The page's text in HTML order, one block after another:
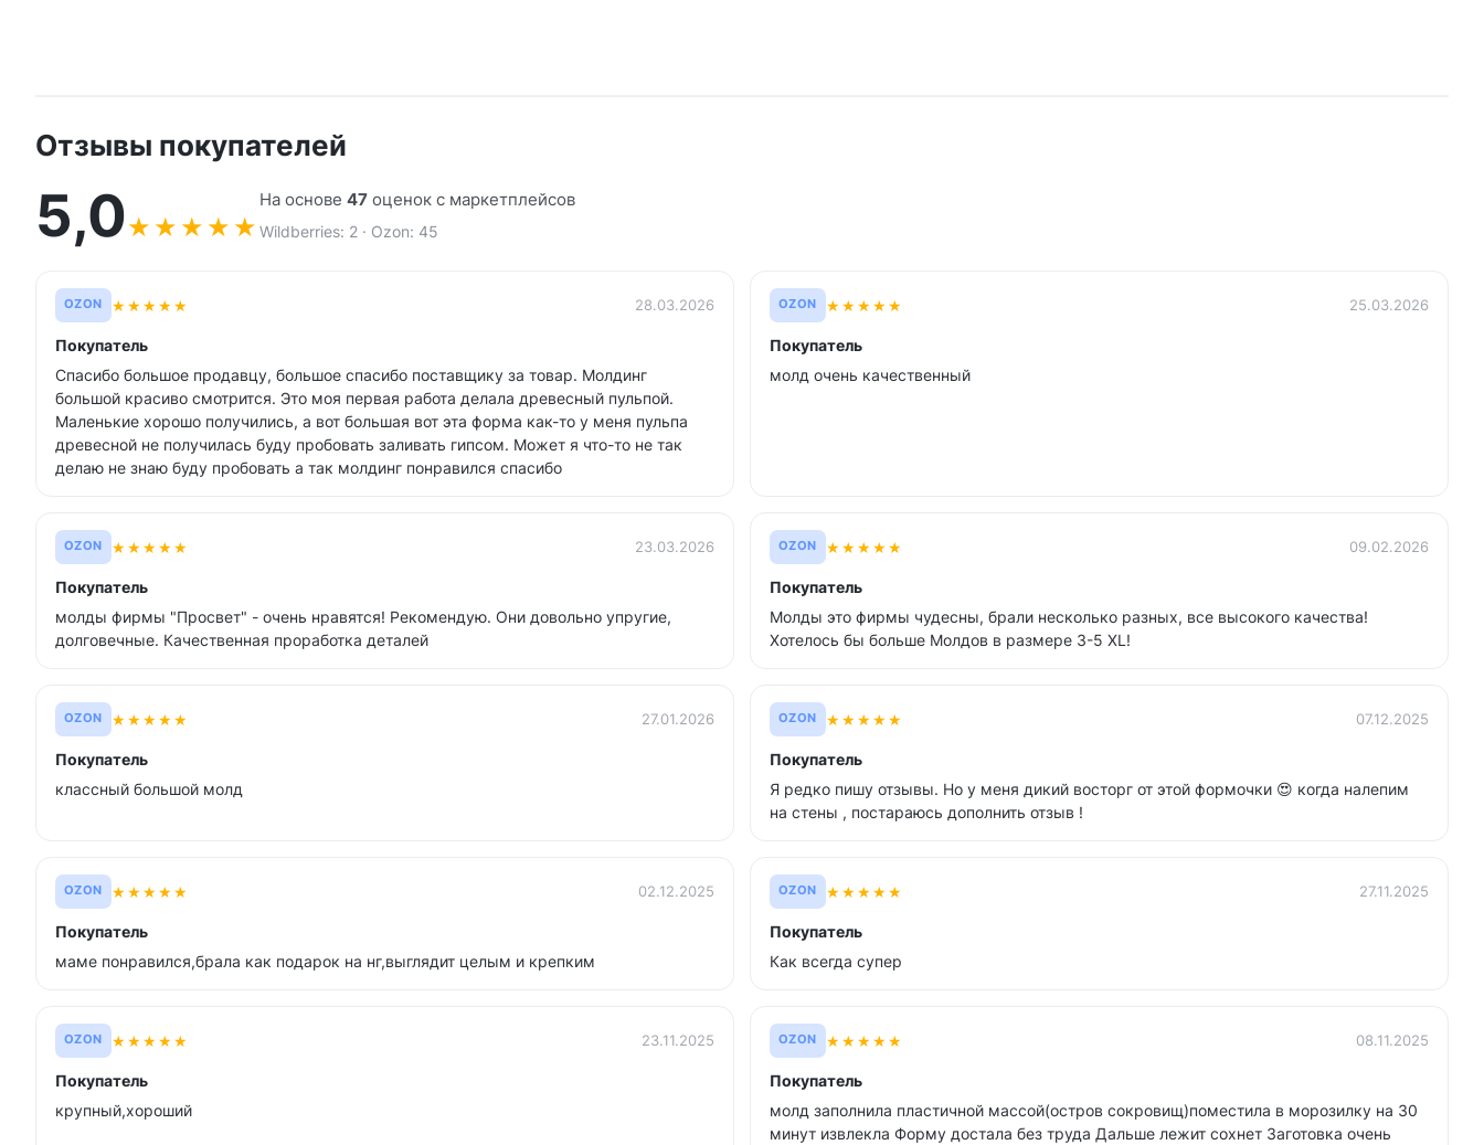
Отзывы покупателей
5,0★ ★ ★ ★ ★
На основе 47 оценок с маркетплейсов
Wildberries: 2 · Ozon: 45
OZON ★★★★★ 28.03.2026
Покупатель
Спасибо большое продавцу, большое спасибо поставщику за товар. Молдинг
большой красиво смотрится. Это моя первая работа делала древесный пульпой.
Маленькие хорошо получились, а вот большая вот эта форма как-то у меня пульпа
древесной не получилась буду пробовать заливать гипсом. Может я что-то не так
делаю не знаю буду пробовать а так молдинг понравился спасибо
OZON ★★★★★ 25.03.2026
Покупатель
молд очень качественный
OZON ★★★★★ 23.03.2026
Покупатель
молды фирмы "Просвет" - очень нравятся! Рекомендую. Они довольно упругие,
долговечные. Качественная проработка деталей
OZON ★★★★★ 09.02.2026
Покупатель
Молды это фирмы чудесны, брали несколько разных, все высокого качества!
Хотелось бы больше Молдов в размере 3-5 ХL!
OZON ★★★★★ 27.01.2026
Покупатель
классный большой молд
OZON ★★★★★ 07.12.2025
Покупатель
Я редко пишу отзывы. Но у меня дикий восторг от этой формочки 😍 когда налепим
на стены , постараюсь дополнить отзыв !
OZON ★★★★★ 02.12.2025
Покупатель
маме понравился,брала как подарок на нг,выглядит целым и крепким
OZON ★★★★★ 27.11.2025
Покупатель
Как всегда супер
OZON ★★★★★ 23.11.2025
Покупатель
крупный,хороший
OZON ★★★★★ 08.11.2025
Покупатель
молд заполнила пластичной массой(остров сокровищ)поместила в морозилку на 30
минут извлекла Форму достала без труда Дальше лежит сохнет Заготовка очень